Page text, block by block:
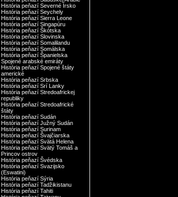
História peňazí Severné Írsko
História peňazí Seychely
História peňazí Sierra Leone
História peňazí Singapúru
História peňazí Škótska
História peňazí Slovinska
História peňazí Somalilandu
História peňazí Somálska
História peňazí Španielska
Spojené arabské emiráty
História peňazí Spojené štáty
americké
História peňazí Srbska
História peňazí Srí Lanky
História peňazí Stredoafrickej
republiky
História peňazí Stredoafrické
štáty
História peňazí Sudán
História peňazí Južný Sudán
História peňazí Surinam
História peňazí Švajčiarska
História peňazí Svätá Helena
História peňazí Svätý Tomáš a
Princov ostrov
História peňazí Švédska
História peňazí Svazijsko
(Eswatini)
História peňazí Sýria
História peňazí Tadžikistanu
História peňazí Tahiti